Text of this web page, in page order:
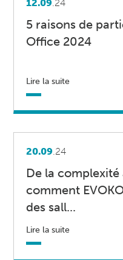
12.09.24
5 raisons de
Office 2024
Lire la suite
20.09.24
De la
comment
des sall...
Lire la suite